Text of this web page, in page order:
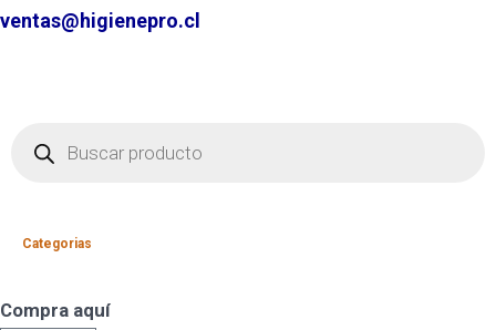
ventas@higienepro.cl
Categorias
Compra aquí